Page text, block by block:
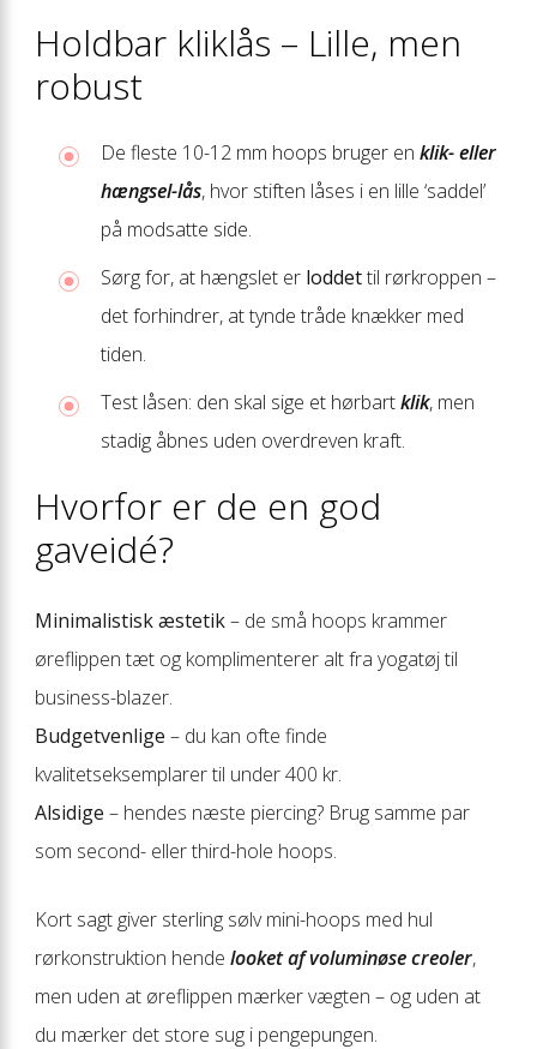
Holdbar kliklås – Lille, men
robust
De fleste 10-12 mm hoops bruger en klik- eller
hængsel-lås, hvor stiften låses i en lille ‘saddel’
på modsatte side.
Sørg for, at hængslet er loddettil rørkroppen –
det forhindrer, at tynde tråde knækker med
tiden.
Test låsen: den skal sige et hørbartklik, men
stadig åbnes uden overdreven kraft.
Hvorfor er de en god
gaveidé?
Minimalistisk æstetik– de små hoops krammer
øreflippen tæt og komplimenterer alt fra yogatøj til
business-blazer.
Budgetvenlige – du kan ofte finde
kvalitetseksemplarer til under 400 kr.
Alsidige – hendes næste piercing? Brug samme par
som second- eller third-hole hoops.
Kort sagt giver sterling sølv mini-hoops med hul
rørkonstruktion hende looket af voluminøse creoler,
men uden at øreflippen mærker vægten – og uden at
du mærker det store sug i pengepungen.